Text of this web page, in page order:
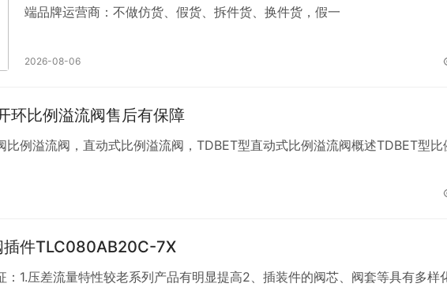
端品牌运营商：不做仿货、假货、拆件货、换件货，假一
2026-08-06
环比例溢流阀售后有保障
比例溢流阀，直动式比例溢流阀，TDBET型直动式比例溢流阀概述TDBET型比
插件TLC080AB20C-7X
：1.压差流量特性较老系列产品有明显提高2、插装件的阀芯、阀套等具有多样